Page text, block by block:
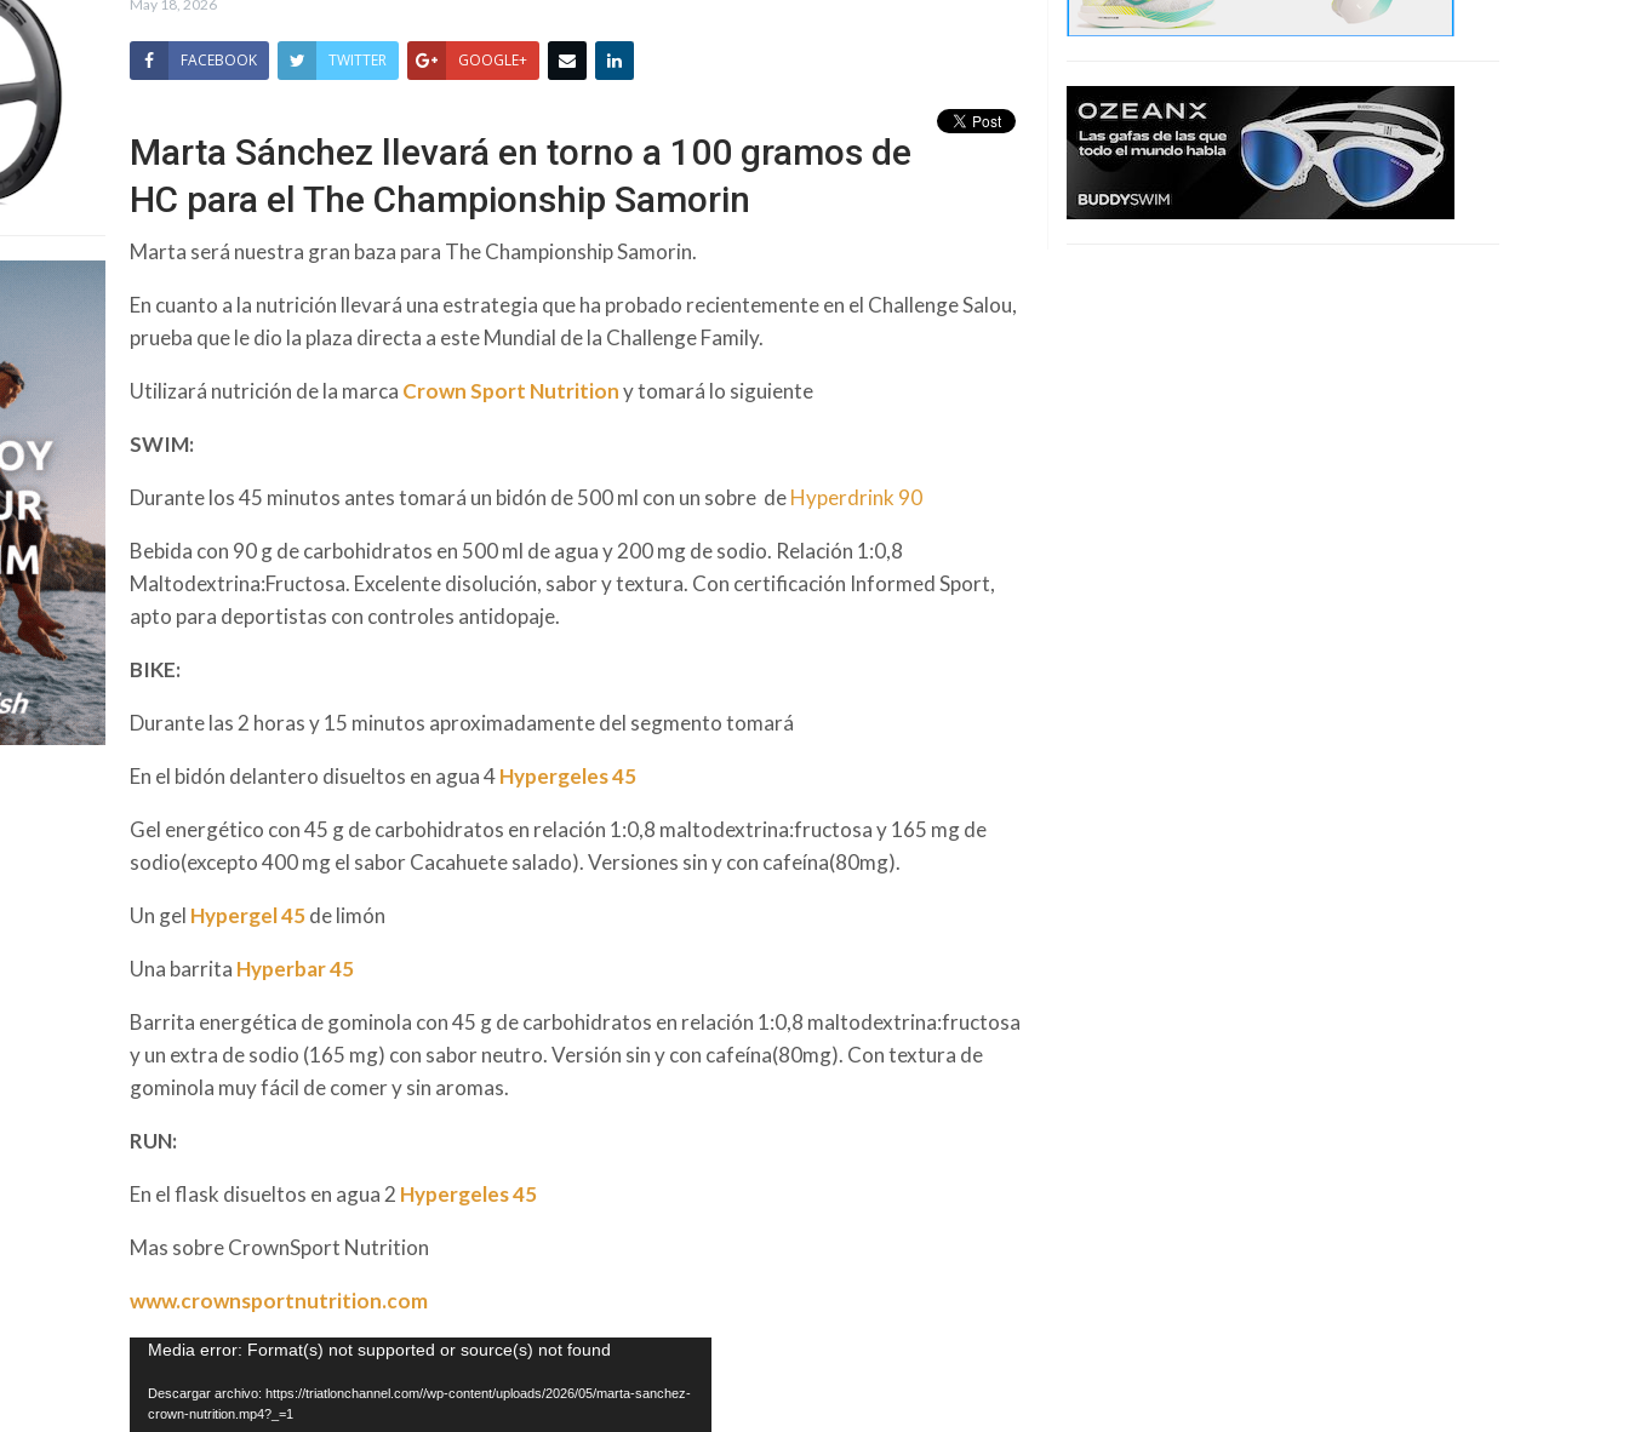
May 18, 2026
FACEBOOK TWITTER GOOGLE+
Marta Sánchez llevará en torno a 100 gramos de
HC para el The Championship Samorin
Marta será nuestra gran baza para The Championship Samorin.
En cuanto a la nutrición llevará una estrategia que ha probado recientemente en el Challenge Salou,
prueba que le dio la plaza directa a este Mundial de la Challenge Family.
Utilizará nutrición de la marca Crown Sport Nutritiony tomará lo siguiente
SWIM:
Durante los 45 minutos antes tomará un bidón de 500 ml con un sobre deHyperdrink 90
Bebida con 90 g de carbohidratos en 500 ml de agua y 200 mg de sodio. Relación 1:0,8
Maltodextrina:Fructosa. Excelente disolución, sabor y textura. Con certificación Informed Sport,
apto para deportistas con controles antidopaje.
BIKE:
Durante las 2 horas y 15 minutos aproximadamente del segmento tomará
En el bidón delantero disueltos en agua 4Hypergeles 45
Gel energético con 45 g de carbohidratos en relación 1:0,8 maltodextrina:fructosa y 165 mg de
sodio(excepto 400 mg el sabor Cacahuete salado). Versiones sin y con cafeína(80mg).
Un gel Hypergel 45de limón
Una barrita Hyperbar 45
Barrita energética de gominola con 45 g de carbohidratos en relación 1:0,8 maltodextrina:fructosa
y un extra de sodio (165 mg) con sabor neutro. Versión sin y con cafeína(80mg). Con textura de
gominola muy fácil de comer y sin aromas.
RUN:
En el flask disueltos en agua 2 Hypergeles 45
Mas sobre CrownSport Nutrition
www.crownsportnutrition.com
Reproductor
de
vídeo
Media error: Format(s) not supported or source(s) not found
Descargar archivo: https://triatlonchannel.com//wp-content/uploads/2026/05/marta-sanchez-
crown-nutrition.mp4?_=1